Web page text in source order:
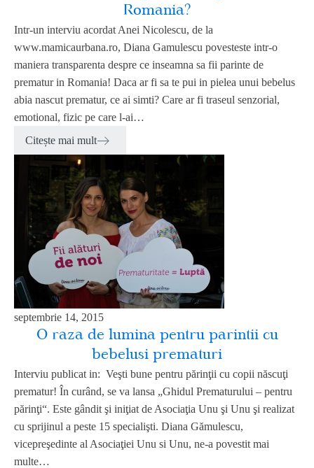
Romania?
Intr-un interviu acordat Anei Nicolescu, de la
www.mamicaurbana.ro, Diana Gamulescu povesteste intr-o
maniera transparenta despre ce inseamna sa fii parinte de
prematur in Romania! Daca ar fi sa te pui in pielea unui bebelus
abia nascut prematur, ce ai simti? Care ar fi traseul senzorial,
emotional, fizic pe care l-ai…
Citește mai mult
septembrie 14, 2015
O raza de lumina pentru parintii cu
bebelusi prematuri
Interviu publicat in: Veşti bune pentru părinţii cu copii născuţi
prematur! În curând, se va lansa „Ghidul Prematurului – pentru
părinţi“. Este gândit şi iniţiat de Asociaţia Unu şi Unu şi realizat
cu sprijinul a peste 15 specialişti. Diana Gămulescu,
vicepreşedinte al Asociaţiei Unu si Unu, ne-a povestit mai
multe…